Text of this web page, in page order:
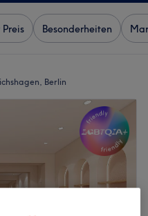
Besonderheiten
Berlin